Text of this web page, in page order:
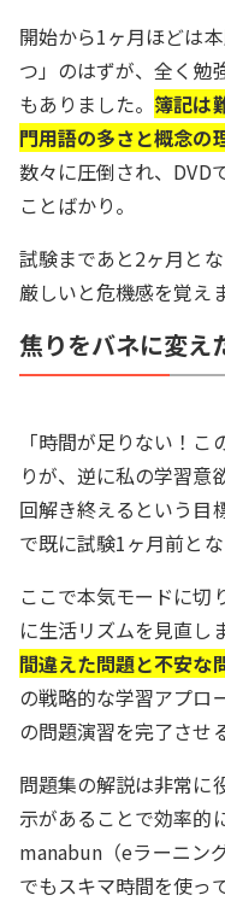
開始から1ヶ月ほどは
つ」のはずが、全く勉
もありました。 簿記は
門用語の多さと概念の
数々に圧倒され、DVD
ことばかり。
試験まであと2ヶ月と
厳しいと危機感を覚え
焦りをバネに変え
「時間が足りない！
りが、逆に私の学習意
回解き終えるという目
で既に試験1ヶ月前とな
ここで本気モードに切
に生活リズムを見直し
間違えた問題と不安な
の戦略的な学習アプロ
の問題演習を完了させ
問題集の解説は非常に
示があることで効率的
manabun（eラーニン
でもスキマ時間を使っ